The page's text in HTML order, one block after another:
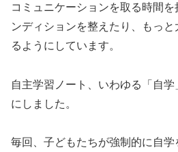
コミュニケーションを取る時間
ンディションを整えたり、もっと
るようにしています。
自主学習ノート、いわゆる「自
にしました。
毎回、子どもたちが強制的に自